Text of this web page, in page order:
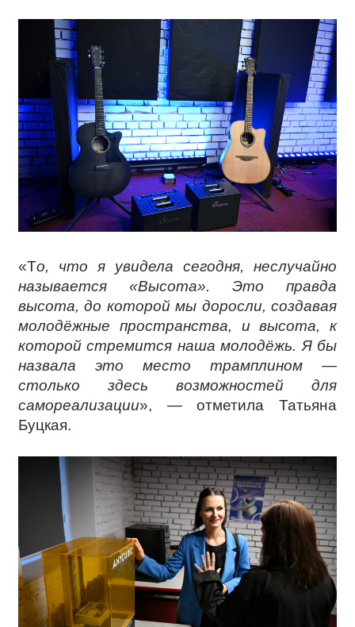
«То, что я увидела сегодня, неслучайно
называется «Высота». Это правда
высота, до которой мы доросли, создавая
молодёжные пространства, и высота, к
которой стремится наша молодёжь. Я бы
назвала это место трамплином —
столько здесь возможностей для
самореализации», — отметила Татьяна
Буцкая.